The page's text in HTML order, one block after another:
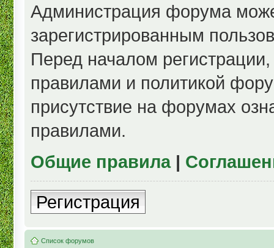
Администрация форума
зарегистрированным
Перед началом
правилами и политикой
присутствие на форумах
правилами.
Общие правила|
Регистрация
Список форумов